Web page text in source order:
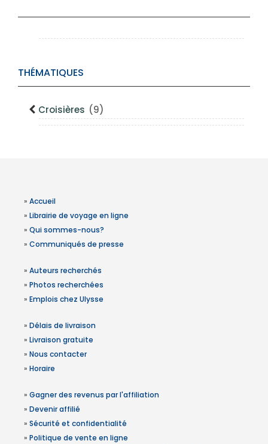
THÉMATIQUES
Croisières (9)
» Accueil
» Librairie de voyage en ligne
» Qui sommes-nous?
» Communiqués de presse
» Auteurs recherchés
» Photos recherchées
» Emplois chez Ulysse
» Délais de livraison
» Livraison gratuite
» Nous contacter
» Horaire
» Gagner des revenus par l'affiliation
» Devenir affilié
» Sécurité et confidentialité
» Politique de vente en ligne